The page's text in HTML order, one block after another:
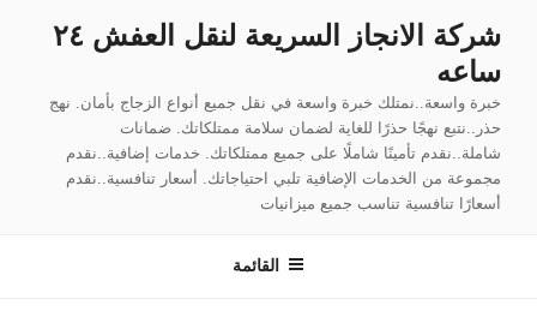
المحتوى
شركة الانجاز السريعة لنقل العفش ٢٤
ساعه
خبرة واسعة..نمتلك خبرة واسعة في نقل جميع أنواع الزجاج بأمان. نهج
حذر..نتبع نهجًا حذرًا للغاية لضمان سلامة ممتلكاتك. ضمانات
شاملة..نقدم تأمينًا شاملًا على جميع ممتلكاتك. خدمات إضافية..نقدم
مجموعة من الخدمات الإضافية تلبي احتياجاتك. أسعار تنافسية..نقدم
أسعارًا تنافسية تناسب جميع ميزانيات
القائمة